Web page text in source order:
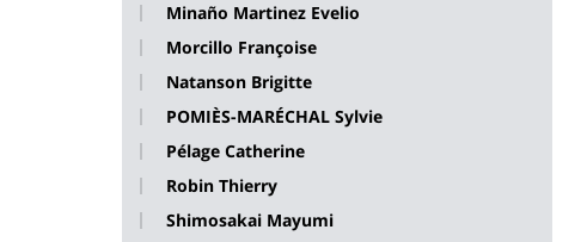
Minaño Martinez Evelio
Morcillo Françoise
Natanson Brigitte
POMIÈS-MARÉCHAL Sylvie
Pélage Catherine
Robin Thierry
Shimosakai Mayumi